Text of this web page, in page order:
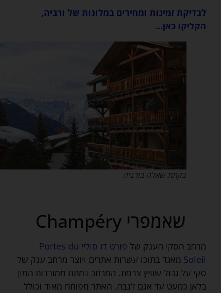
לבדיקת זמינות ומחירים במלונות של ורביה,
הקליקו כאן…
בקתת שאלה בורביה
שאמפרי Champéry
מרחב הסקי הענק של
פורט דו סוליי Portes du
Soleilמאגד בתוכו עשרות אתרים ויוצר מרחב ענק של
סקי על גבול שוויץ צרפת. המרחב נמתח ממורדות המון
בלאן כמעט עד אגם ז'נבה. האתר מפותח מאוד וכולל